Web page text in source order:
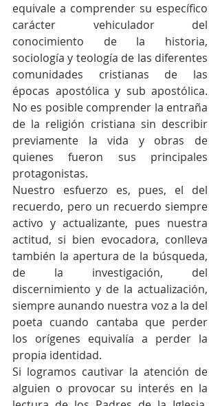
equivale a comprender su específico
carácter vehiculador del
conocimiento de la historia,
sociología y teología de las diferentes
comunidades cristianas de las
épocas apostólica y sub apostólica.
No es posible comprender la entraña
de la religión cristiana sin describir
previamente la vida y obras de
quienes fueron sus principales
protagonistas.
Nuestro esfuerzo es, pues, el del
recuerdo, pero un recuerdo siempre
activo y actualizante, pues nuestra
actitud, si bien evocadora, conlleva
también la apertura de la búsqueda,
de la investigación, del
discernimiento y de la actualización,
siempre aunando nuestra voz a la del
poeta cuando cantaba que perder
los orígenes equivalía a perder la
propia identidad.
Si logramos cautivar la atención de
alguien o provocar su interés en la